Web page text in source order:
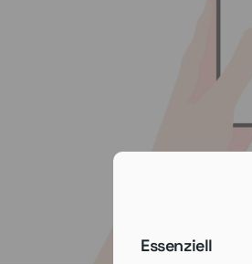
Essenziell